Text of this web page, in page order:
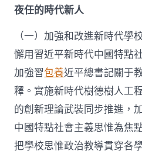
夜任的時代新人
（一）加強和改進新時代學
懈用習近平新時代中國特點
加強習包養近平總書記關于
釋。實施新時代樹德樹人工
的創新理論武裝同步推進，
中國特點社會主義思惟為焦
把學校思惟政治教導貫穿各